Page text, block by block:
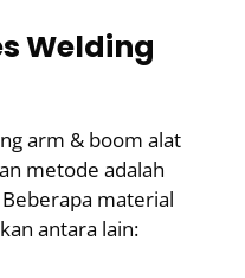
Welding
arm & boom alat
metode adalah
material
antara lain: